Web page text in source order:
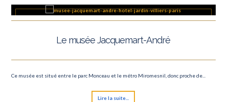
Le musée Jacquemart-André
Ce musée est situé entre le parc Monceau et le métro Miromesnil, donc proche de...
Lire la suite...